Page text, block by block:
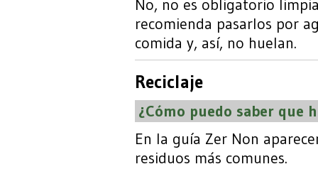
No, no es obligatorio
recomienda pasarlos por
comida y, así, no huelan.
Reciclaje
¿Cómo puedo saber que
En la guía Zer Non
residuos más comunes.